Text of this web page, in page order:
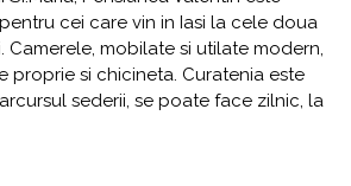
cei care vin in Iasi la cele doua
Camerele, mobilate si utilate modern,
proprie si chicineta. Curatenia este
sederii, se poate face zilnic, la